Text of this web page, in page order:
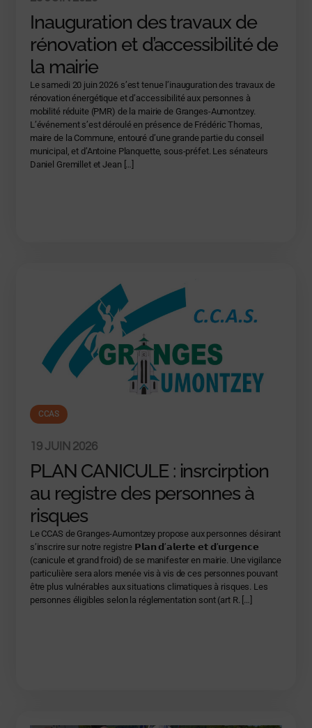
Inauguration des travaux de
rénovation et d’accessibilité de
la mairie
Le samedi 20 juin 2026 s’est tenue l’inauguration des travaux de
rénovation énergétique et d’accessibilité aux personnes à
mobilité réduite (PMR) de la mairie de Granges-Aumontzey.
L’événement s’est déroulé en présence de Frédéric Thomas,
maire de la Commune, entouré d’une grande partie du conseil
municipal, et d’Antoine Planquette, sous-préfet. Les sénateurs
Daniel Gremillet et Jean […]
CCAS
19 JUIN 2026
PLAN CANICULE : insrcirption
au registre des personnes à
risques
Le CCAS de Granges-Aumontzey propose aux personnes désirant
s’inscrire sur notre registre 𝗣𝗹𝗮𝗻 𝗱’𝗮𝗹𝗲𝗿𝘁𝗲 𝗲𝘁 𝗱’𝘂𝗿𝗴𝗲𝗻𝗰𝗲
(canicule et grand froid) de se manifester en mairie. Une vigilance
particulière sera alors menée vis à vis de ces personnes pouvant
être plus vulnérables aux situations climatiques à risques. Les
personnes éligibles selon la réglementation sont (art R. […]